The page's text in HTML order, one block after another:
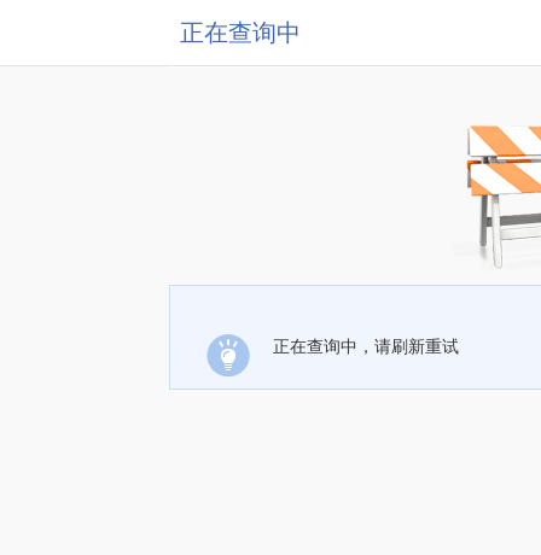
正在查询中
正在查询中，请刷新重试